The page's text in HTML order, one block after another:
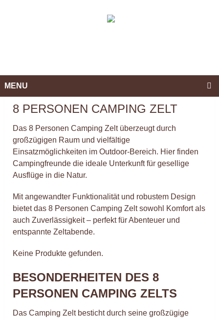
MENU
8 PERSONEN CAMPING ZELT
Das 8 Personen Camping Zelt überzeugt durch
großzügigen Raum und vielfältige
Einsatzmöglichkeiten im Outdoor-Bereich. Hier finden
Campingfreunde die ideale Unterkunft für gesellige
Ausflüge in die Natur.
Mit angewandter Funktionalität und robustem Design
bietet das 8 Personen Camping Zelt sowohl Komfort als
auch Zuverlässigkeit – perfekt für Abenteuer und
entspannte Zeltabende.
Keine Produkte gefunden.
BESONDERHEITEN DES 8
PERSONEN CAMPING ZELTS
Das Camping Zelt besticht durch seine großzügige